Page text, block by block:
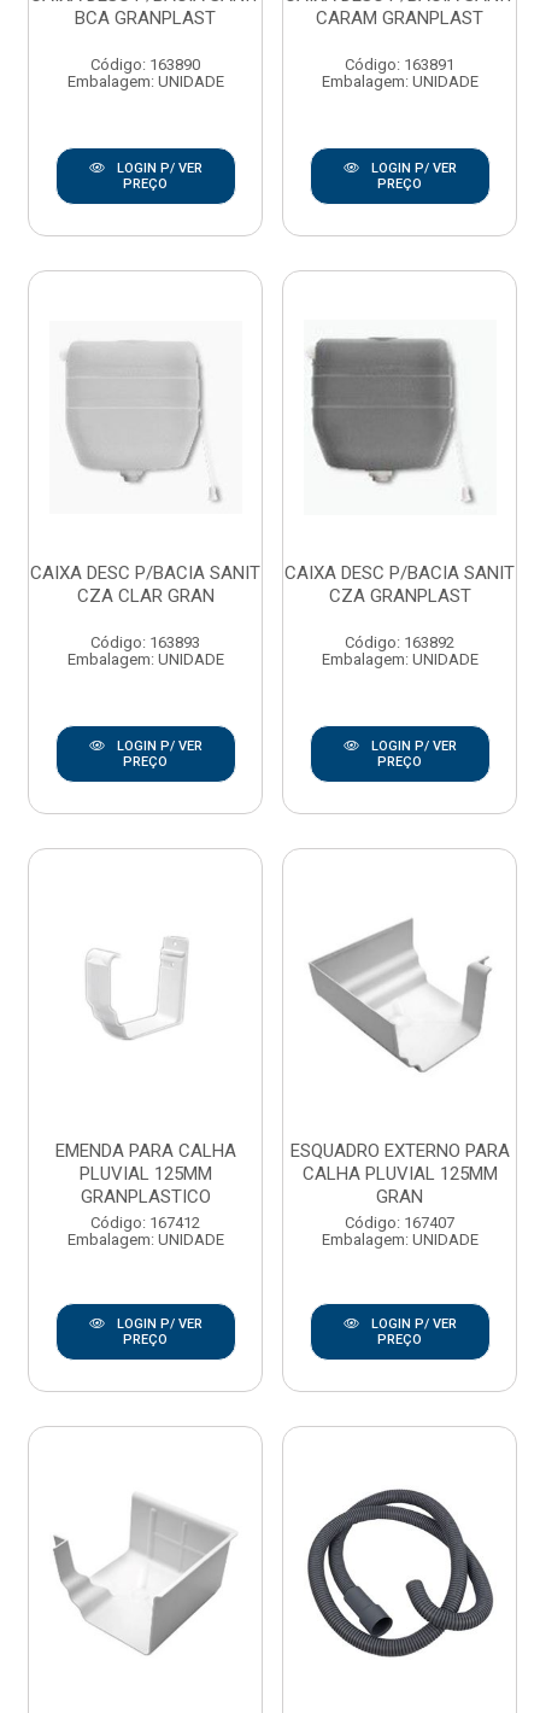
BCA GRANPLAST
Código: 163890
Embalagem: UNIDADE
LOGIN P/ VER
PREÇO
CARAM GRANPLAST
Código: 163891
Embalagem: UNIDADE
LOGIN P/ VER
PREÇO
CAIXA DESC P/BACIA SANIT
CZA CLAR GRAN
Código: 163893
Embalagem: UNIDADE
LOGIN P/ VER
PREÇO
CAIXA DESC P/BACIA SANIT
CZA GRANPLAST
Código: 163892
Embalagem: UNIDADE
LOGIN P/ VER
PREÇO
EMENDA PARA CALHA
PLUVIAL 125MM
GRANPLASTICO
Código: 167412
Embalagem: UNIDADE
LOGIN P/ VER
PREÇO
ESQUADRO EXTERNO PARA
CALHA PLUVIAL 125MM
GRAN
Código: 167407
Embalagem: UNIDADE
LOGIN P/ VER
PREÇO